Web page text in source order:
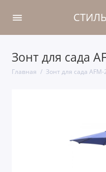
Зонт для сада
Главная Зонт для сада